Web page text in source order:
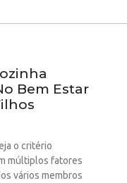
Bem Estar
o critério
múltiplos fatores
vários membros